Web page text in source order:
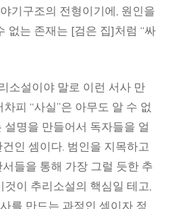
기구조의 전형이기에, 원인을
없는 존재는 [검은 집]처럼 “싸
소설이야 말로 이런 서사 만
피 “사실”은 아무도 알 수 없
명을 만들어서 독자들을 얼
인 셈이다. 범인을 지목하고
들을 통해 가장 그럴 듯한 추
이 추리소설의 핵심일 테고,